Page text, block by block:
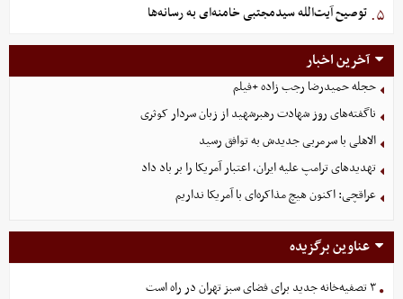
۵. توصیح آیت‌الله سیدمجتبی خامنه‌ای به رسانه‌ها
آخرین اخبار
حجله حمیدرضا رجب زاده +فیلم
ناگفته‌های روز شهادت رهبرشهید از زبان سردار کوثری
الاهلی با سرمربی جدیدش به توافق رسید
تهدیدهای ترامپ علیه ایران، اعتبار آمریکا را بر باد داد
عراقچی: اکنون هیچ مذاکره‌ای با آمریکا نداریم
عناوین برگزیده
۳ تصفیه‌خانه جدید برای فضای سبز تهران در راه است